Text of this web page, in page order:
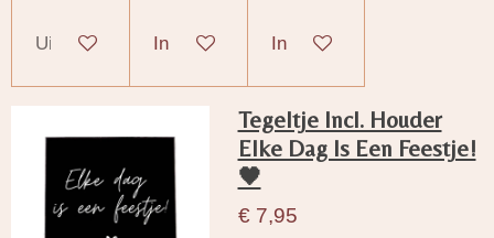
Uitverkocht In winkelwagenIn winkelwagen
Tegeltje Incl. Houder
Elke Dag Is Een Feestje!
🖤
€ 7,95